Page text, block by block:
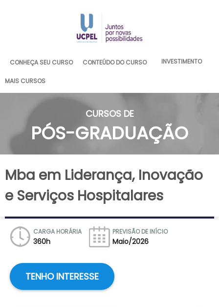
CONHEÇA SEU CURSO CONTEÚDO DO CURSO INVESTIMENTO
MAIS CURSOS
CURSOS DE
PÓS-GRADUAÇÃO
Mba em Liderança, Inovação
e Serviços Hospitalares
CARGA HORÁRIA
360h
PREVISÃO DE INÍCIO
Maio/2026
TENHO INTERESSE